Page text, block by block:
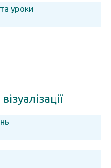
уроки